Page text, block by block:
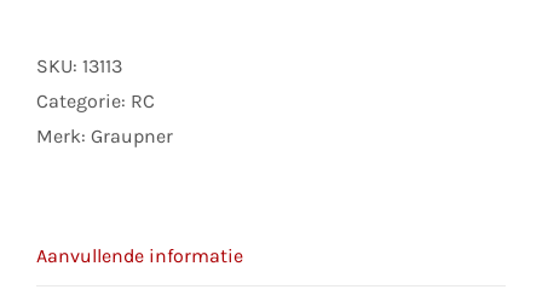
SKU: 13113
Categorie: RC
Merk: Graupner
Aanvullende informatie